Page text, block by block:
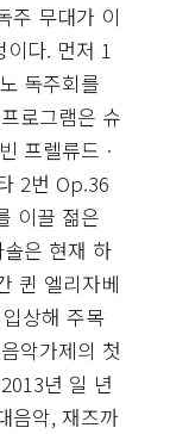
주 무대가 이
이다. 먼저 1
독주회를
로그램은 슈
프렐류드ㆍ
2번 Op.36
이끌 젊은
은 현재 하
퀸 엘리자베
상해 주목
악가제의 첫
년 일 년
음악, 재즈까